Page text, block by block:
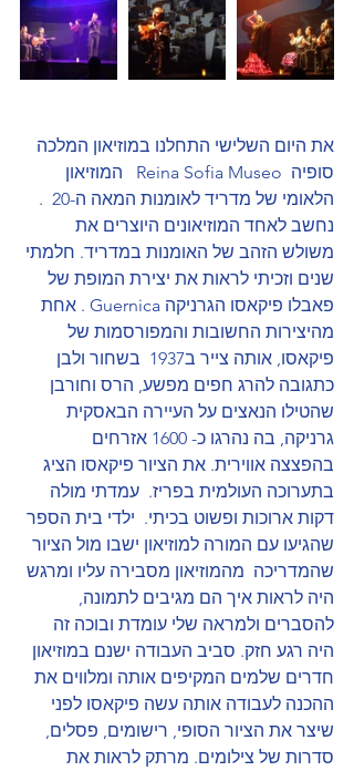
את היום השלישי התחלנו במוזיאון המלכה
סופיה  Reina Sofia Museo   המוזיאון
הלאומי של מדריד לאומנות המאה ה-20  .
נחשב לאחד המוזיאונים היוצרים את
משולש הזהב של האומנות במדריד. חלמתי
שנים וזכיתי לראות את יצירת המופת של
פאבלו פיקאסו הגרניקה Guernica . אחת
מהיצירות החשובות והמפורסמות של
פיקאסו, אותה צייר ב1937  בשחור ולבן
כתגובה להרג חפים מפשע, הרס וחורבן
שהטילו הנאצים על העיירה הבאסקית
גרניקה, בה נהרגו כ- 1600 אזרחים
בהפצצה אווירית. את הציור פיקאסו הציג
בתערוכה העולמית בפריז.  עמדתי מולה
דקות ארוכות ופשוט בכיתי.  ילדי בית הספר
שהגיעו עם המורה למוזיאון ישבו מול הציור
שהמדריכה  מהמוזיאון מסבירה עליו ומרגש
היה לראות איך הם מגיבים לתמונה,
להסברים ולמראה שלי עומדת ובוכה זה
היה רגע חזק. סביב העבודה ישנם במוזיאון
חדרים שלמים המקיפים אותה ומלווים את
ההכנה לעבודה אותה עשה פיקאסו לפני
שיצר את הציור הסופי, רישומים, פסלים,
סדרות של צילומים. מרתק לראות את